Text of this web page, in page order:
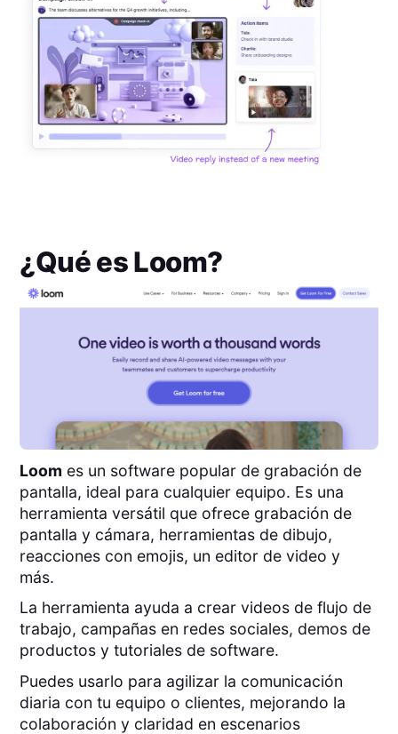
¿Qué esLoom?
Loom es un software popular de grabación de
pantalla, ideal para cualquier equipo. Es una
herramienta versátil que ofrece grabación de
pantalla y cámara, herramientas de dibujo,
reacciones con emojis, un editor de video y
más.
La herramienta ayuda a crear videos de flujo de
trabajo, campañas en redes sociales, demos de
productos y tutoriales de software.
Puedes usarlo para agilizar la comunicación
diaria con tu equipo o clientes, mejorando la
colaboración y claridad en escenarios